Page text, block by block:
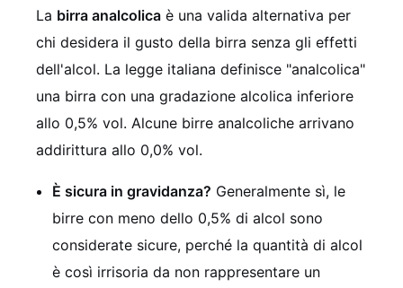
La birra analcolica è una valida alternativa per
chi desidera il gusto della birra senza gli effetti
dell'alcol. La legge italiana definisce "analcolica"
una birra con una gradazione alcolica inferiore
allo 0,5% vol. Alcune birre analcoliche arrivano
addirittura allo 0,0% vol.
È sicura in gravidanza? Generalmente sì, le
birre con meno dello 0,5% di alcol sono
considerate sicure, perché la quantità di alcol
è così irrisoria da non rappresentare un